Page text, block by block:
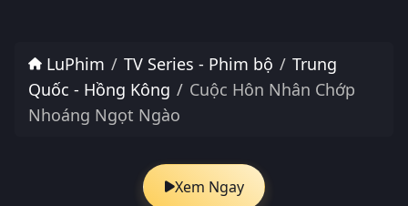
LuPhim TV Series - Phim bộ
Trung
Quốc - Hồng Kông
Cuộc Hôn Nhân Chớp
Nhoáng Ngọt Ngào
Xem Ngay